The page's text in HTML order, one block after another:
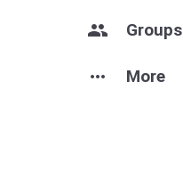
group Groups
more_horiz More